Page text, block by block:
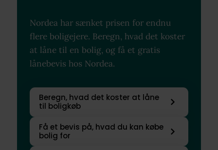
Nordea har sænket prisen for endnu
flere boligejere. Beregn, hvad det koster
at låne til en bolig, og få et gratis
lånebevis hos Nordea.
Beregn, hvad det koster at låne
til boligkøb
Få et bevis på, hvad du kan købe
bolig for